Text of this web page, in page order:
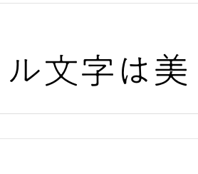
ル文字は